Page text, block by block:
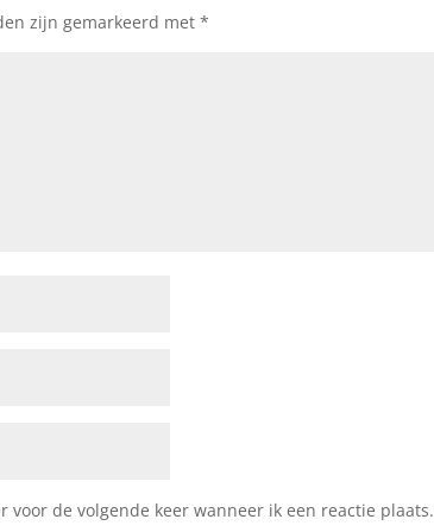
zijn gemarkeerd met*
de volgende keer wanneer ik een reactie plaats.